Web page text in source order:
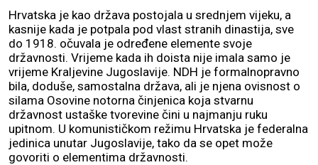
Hrvatska je kao država postojala u srednjem vijeku, a
kasnije kada je potpala pod vlast stranih dinastija, sve
do 1918. očuvala je određene elemente svoje
državnosti. Vrijeme kada ih doista nije imala samo je
vrijeme Kraljevine Jugoslavije. NDH je formalnopravno
bila, doduše, samostalna država, ali je njena ovisnost o
silama Osovine notorna činjenica koja stvarnu
državnost ustaške tvorevine čini u najmanju ruku
upitnom. U komunističkom režimu Hrvatska je federalna
jedinica unutar Jugoslavije, tako da se opet može
govoriti o elementima državnosti.